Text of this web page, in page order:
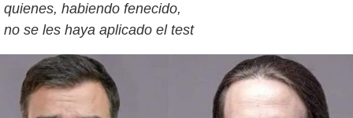
quienes, habiendo fenecido,
no se les haya aplicado el test